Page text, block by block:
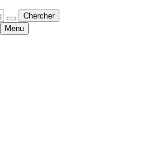
Chercher
Menu